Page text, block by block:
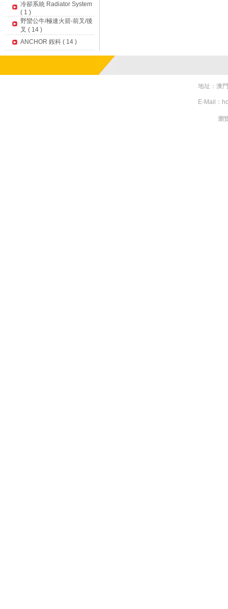
冷卻系統 Radiator System
( 1 )
野蠻公牛/極速火箭-前叉/後
叉 ( 14 )
ANCHOR 銨科 ( 14 )
地址：澳
E-Mail：
瀏